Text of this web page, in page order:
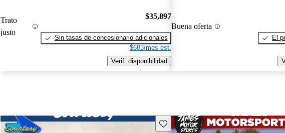
Trato
justo
$35,897
Sin tasas de concesionario adicionales
$683/mes est.
Verif. disponibilidad
Buena oferta
El
Guarda este Aviso